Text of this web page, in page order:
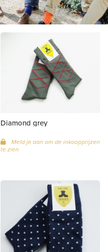
Diamond grey
Meld je aan om de inkoopprijzen
te zien